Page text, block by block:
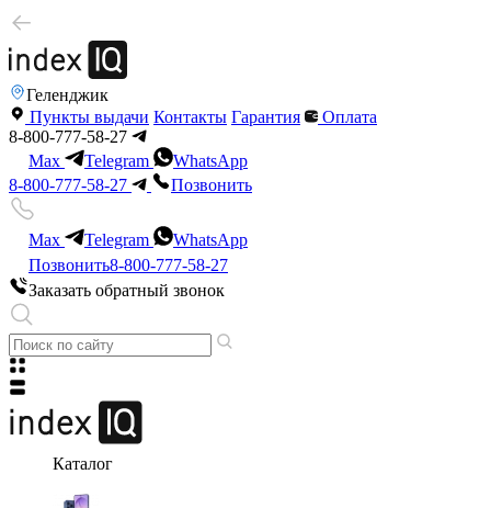
Геленджик
Пункты выдачи Контакты Гарантия
Оплата
8-800-777-58-27
Max
Telegram
WhatsApp
8-800-777-58-27
Позвонить
Max Telegram
WhatsApp
Позвонить8-800-777-58-27
Заказать обратный звонок
Каталог